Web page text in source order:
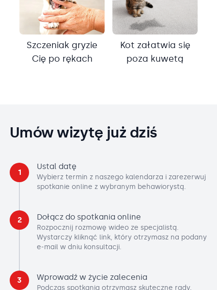
Szczeniak gryzie
Cię po rękach
Kot załatwia się
poza kuwetą
Umów wizytę już dziś
1
Ustal datę
Wybierz termin z naszego kalendarza i zarezerwuj
spotkanie online z wybranym behawiorystą.
2 Dołącz do spotkania online
Rozpocznij rozmowę wideo ze specjalistą.
Wystarczy kliknąć link, który otrzymasz na podany
e-mail w dniu konsultacji.
3 Wprowadź w życie zalecenia
Podczas spotkania otrzymasz skuteczne rady,